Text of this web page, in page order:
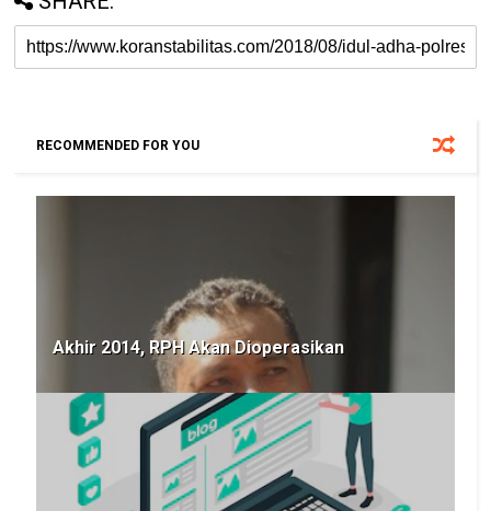
RECOMMENDED FOR YOU
Akhir 2014, RPH Akan Dioperasikan